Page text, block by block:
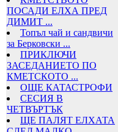
ПОСАДИ ЕЛХА ПРЕД
ДИМИТ ...
Топъл чай и сандвичи
за Берковски ...
ПРИКЛЮЧИ
ЗАСЕДАНИЕТО ПО
КМЕТСКОТО ...
ОЩЕ КАТАСТРОФИ
СЕСИЯ В
ЧЕТВЪРТЪК
ЩЕ ПАЛЯТ ЕЛХАТА